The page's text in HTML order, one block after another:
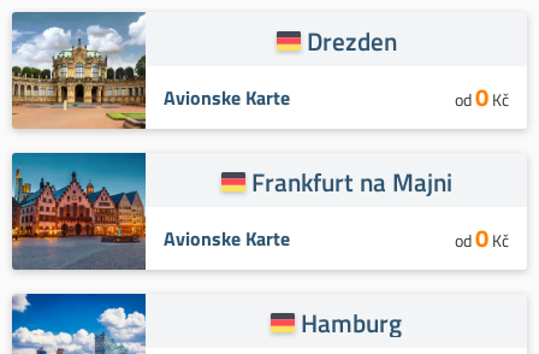
Drezden
Avionske Karte od0Kč
Frankfurt na Majni
Avionske Karte od0Kč
Hamburg